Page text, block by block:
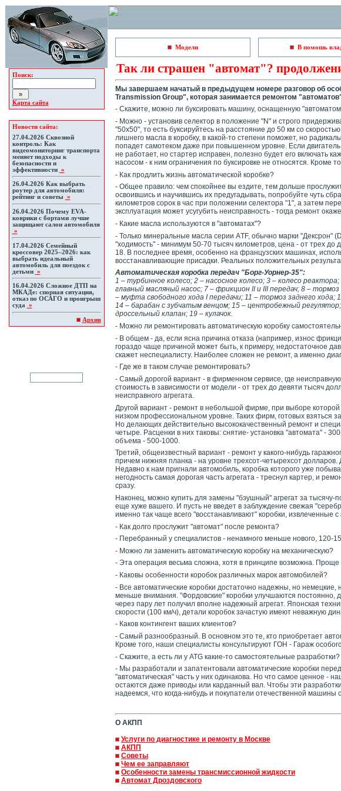
Поиск:
Карта сайта
Новости сайта:
27.04.2026Сквозной
контроль: Как
видеомониторинг транспорта
меняет подходы к
безопасности и
эффективности »
26.04.2026Как выбрать
роутер для автомобиля:
рейтинг и советы
»
26.04.2026Почему EVA-
коврики с бортами лучше
защищают салон автомобиля
»
17.04.2026Семейный
кроссовер 2025–2026: как
выбрать идеальный
автомобиль для поездок с
детьми »
16.04.2026Сложное ДТП на
МКАДе: спорная ситуация,
отказ по ОСАГО и проигрыш
суда »
Архив
Модели В помошь
Так ли страшен "автомат"?
Мы завершаем начатый в предыдущем номере разговор об
Transmission Group", которая занимается ремонтом
- Скажите, можно ли буксировать машину, оснащенную
- Можно - установив селектор в положение "N" и строго
"50х50", то есть буксируйтесь на расстояние до 50 км со
лишнего масла в коробку, в какой-то степени поможет, но
попадет самотеком даже при повышенном уровне. Если
не работает, но стартер исправен, полезно будет его
насосом - к ним ограничения по буксировке не относятся. Кроме
- Как продлить жизнь автоматической коробке?
- Общее правило: чем спокойнее вы ездите, тем дольше
освоившись и научившись их предугадывать, попробуйте чуть
километров сорок в час при положении селектора "1", а затем
эксплуатация может усугубить неисправность - тогда ремонт
- Какие масла используются в "автоматах"?
- Только минеральные масла серии АTF, обычно марки "Дексрон"
"ходимость" - минимум 50-70 тысяч километров, цена - от трех до
18. В последнее время, особенно на французских машинах,
восстанавливающие присадки. Реальных положительных
Автоматическая коробка передач "Борг-Уорнер-35":
1 – турбинное колесо; 2 – насосное колесо; 3 – колесо
главный масляный насос; 7 – фрикцион II и III передач; 8 –
– муфта свободного хода I передачи; 11 – тормоз заднего
14 – барабан с зубчатым венцом; 15 – центробежный
дроссельный клапан; 19 – кулачок.
- Можно ли ремонтировать автоматическую коробку
- В общем - да, если ясна причина отказа (например, износ
гораздо чаще причиной может быть, к примеру, недостаточное
скажет неспециалисту. Наиболее сложен не ремонт, а именно
- Где же в таком случае ремонтировать?
- Самый дорогой вариант - в фирменном сервисе, где
стоимость в зависимости от модели - от трех до девяти тысяч
неисправного агрегата.
Другой вариант - ремонт в небольшой фирме, при выборе которой
низком профессиональном уровне. Таких фирм, готовых взяться
Но делающих действительно высококачественный ремонт и
четыре. Расценки в них таковы: снятие- установка "автомата" -
объема - 500-1000.
Третий, общеизвестный вариант - ремонт у какого-нибудь
причем нижняя планка - на уровне трехсот-четырехсот
Недавно к нам пригнали автомобиль, коробка которого уже
негодность самая дорогая часть агрегата - треснул картер, и
сразу.
Наконец, можно купить для замены "бэушный" агрегат за тысячу-
еще хуже вашего. И пусть не введет в заблуждение свежая
именно так чаще всего "восстанавливают" коробки, извлеченные
- Как долго прослужит "автомат" после ремонта?
- Перебранный у специалистов - ненамного меньше нового, 120-
- Можно ли заменить автоматическую коробку на механическую?
- Эта операция весьма сложна, хотя в принципе возможна.
- Каковы особенности коробок различных марок автомобилей?
- Все автоматические коробки достаточно надежны, но
меньше внимания. "Фордовские" коробки улучшаются постоянно,
через пару лет получил вполне надежный агрегат. Японская
скорости (100 км/ч), детали коробок зачастую имеют неважную
- Каков контингент ваших клиентов?
- Самый разнообразный. В основном это те, кто приобретает
Кроме того, наши специалисты консультируют ГОН - Гараж
- Скажите, а есть ли у ATG какие-то самостоятельные разработки?
- Мы разработали и запатентовали автоматические коробки
"автоматическая" часть у них одинакова. Но что самое ценное -
остаются даже приводы или карданный вал. Чтобы эти
надеемся, что когда-нибудь и покупатели отечественной
О АКПП
Услуги по диагностике и ремонту в Москве
АКПП
Советы
Чем ее заправляют
Особенности замены трансмиссионной жидкости
Автомат Дроздовского